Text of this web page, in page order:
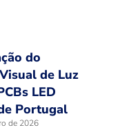
do
de Luz
LED
Portugal
de 2026